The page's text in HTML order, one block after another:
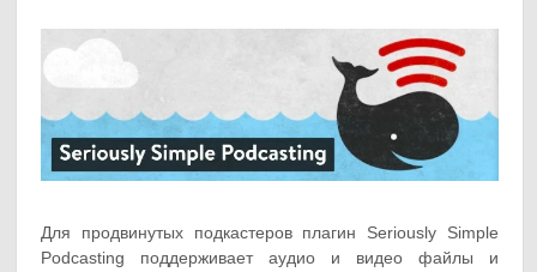
Для продвинутых подкастеров плагин Seriously Simple
Podcasting поддерживает аудио и видео файлы и